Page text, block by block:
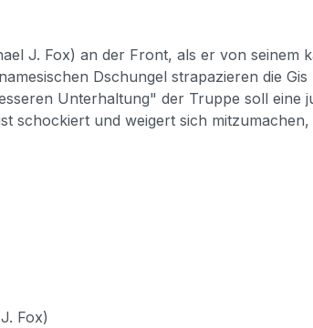
J. Fox) an der Front, als er von
Dschungel strapazieren die
Unterhaltung" der Truppe soll eine
schockiert und weigert sich
Fox)